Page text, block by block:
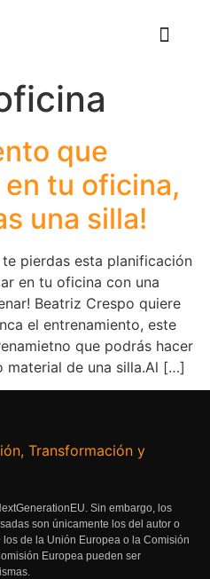
que
tu oficina,
una silla!
pierdas esta planificación
en tu oficina con una
Beatriz Crespo quiere
el entrenamiento, este
que podrás hacer
material de una silla.Al […]
Sin embargo, los
son únicamente los del autor o
de la Unión Europea o la Comisión
Europea pueden ser